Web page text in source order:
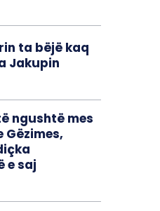
ta bëjë kaq
Jakupin
ngushtë mes
Gëzimes,
e saj